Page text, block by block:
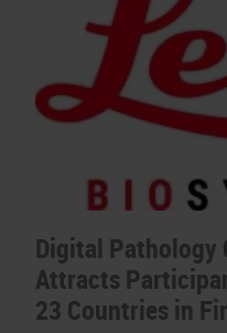
Digital Pathology
Attracts
23 Countries in